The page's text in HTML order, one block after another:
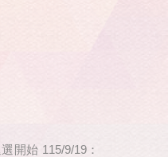
開始 115/9/19：